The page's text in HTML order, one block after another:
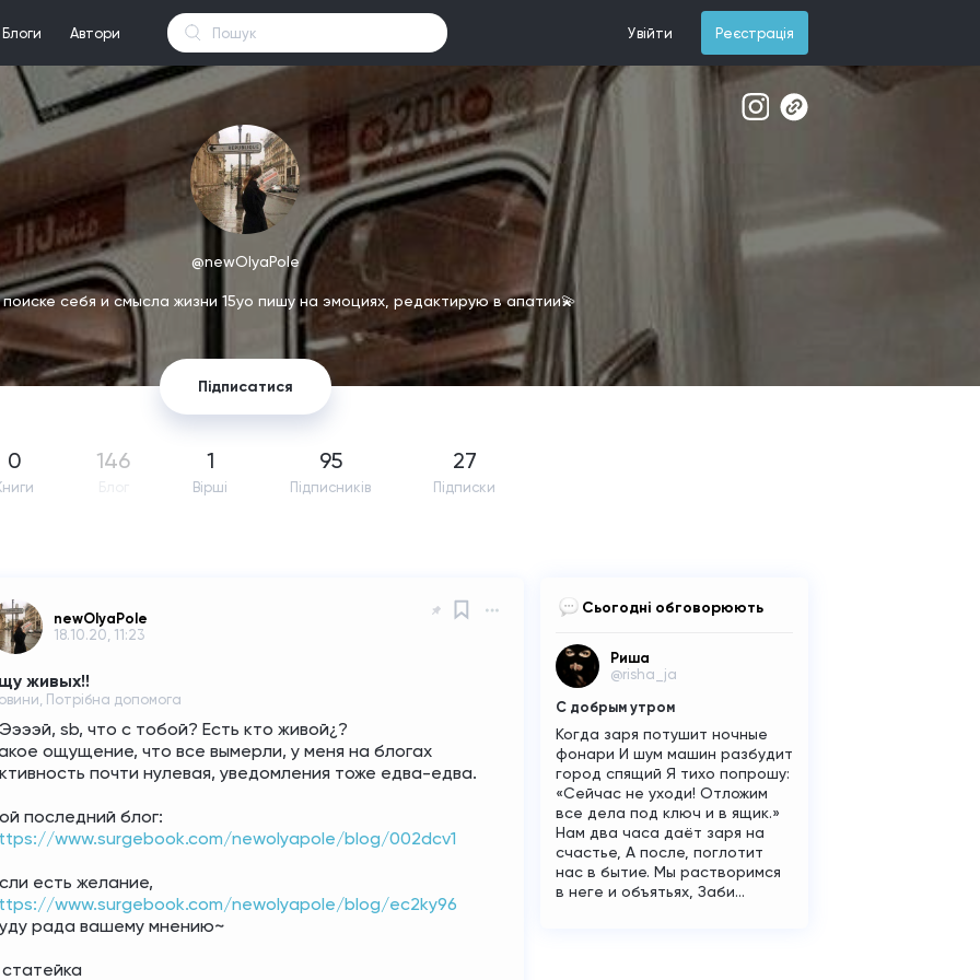
Блоги Автори Увійти Реєстрація
@newOlyaPole
себя и смысла жизни 15yo пишу на эмоциях, редактирую в апатии💫
Підписатися
0 146 1
Вірші
95
Підпиcників
27
Підписки
newOlyaPole
18.10.20, 11:23
живых!!
Потрібна допомога
sb, что с тобой? Есть кто живой¿?
ощущение, что все вымерли, у меня на блогах
почти нулевая, уведомления тоже едва-едва.
www.surgebook.com/newolyapole/blog/002dcv1
www.surgebook.com/newolyapole/blog/ec2ky96
рада вашему мнению~
Сьогодні обговорюють
Риша
@risha_ja
С добрым утром
Когда заря потушит ночные
фонари И шум машин разбудит
город спящий Я тихо попрошу:
«Сейчас не уходи! Отложим
все дела под ключ и в ящик.»
Нам два часа даёт заря на
счастье, А после, поглотит
нас в бытие. Мы растворимся
в неге и объятьях, Заби...